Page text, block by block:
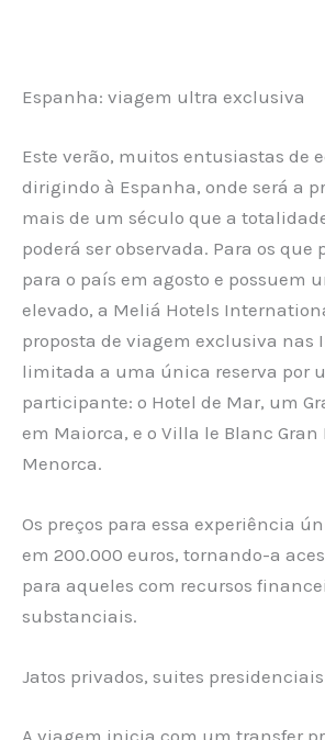
Espanha: viagem ultra exclusiva
Este verão, muitos entusiastas de
dirigindo à Espanha, onde será a
mais de um século que a
poderá ser observada. Para os
para o país em agosto e possuem
elevado, a Meliá Hotels
proposta de viagem exclusiva nas
limitada a uma única reserva por
participante: o Hotel de Mar, um
em Maiorca, e o Villa le Blanc Gran
Menorca.
Os preços para essa experiência
em 200.000 euros, tornando-a
para aqueles com recursos
substanciais.
Jatos privados, suites
A viagem inicia com um transfer